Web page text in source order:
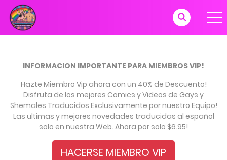
INFORMACION IMPORTANTE PARA MIEMBROS VIP!
Hazte Miembro Vip ahora con un 40% de Descuento!
Disfruta de los mejores Comics y Videos de Gays y
Shemales Traducidos Exclusivamente por nuestro Equipo!
Las ultimas y mejores novedades traducidas al español
solo en nuestra Web. Ahora por solo $6.95!
HACERSE MIEMBRO VIP